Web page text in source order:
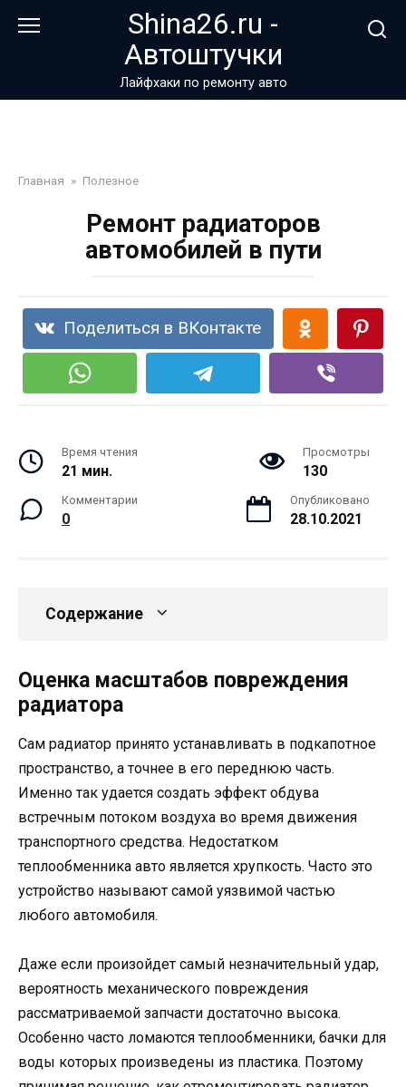
Shina26.ru -
Автоштучки
Лайфхаки по ремонту авто
Главная » Полезное
Ремонт радиаторов
автомобилей в пути
Поделиться в ВКонтакте
Время чтения
21 мин.
Просмотры
130
Комментарии
0
Опубликовано
28.10.2021
Содержание
Оценка масштабов повреждения
радиатора
Сам радиатор принято устанавливать в подкапотное
пространство, а точнее в его переднюю часть.
Именно так удается создать эффект обдува
встречным потоком воздуха во время движения
транспортного средства. Недостатком
теплообменника авто является хрупкость. Часто это
устройство называют самой уязвимой частью
любого автомобиля.
Даже если произойдет самый незначительный удар,
вероятность механического повреждения
рассматриваемой запчасти достаточно высока.
Особенно часто ломаются теплообменники, бачки для
воды которых произведены из пластика. Поэтому